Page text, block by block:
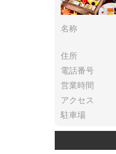
名称
住所
電話番号
営業時間
アクセス
駐車場